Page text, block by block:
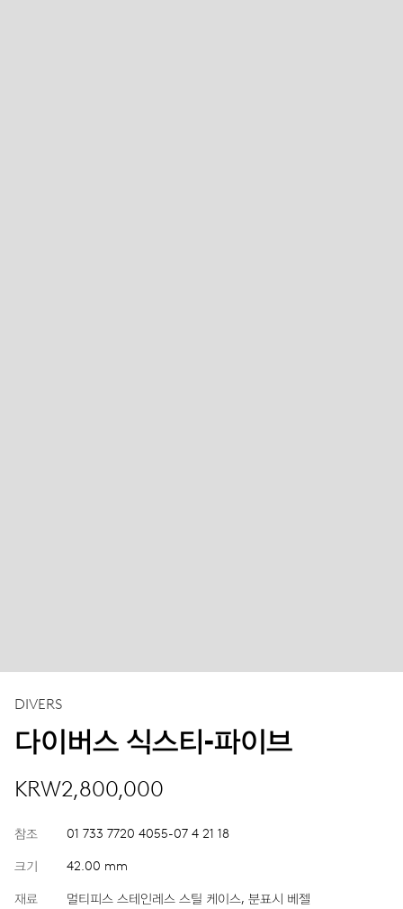
DIVERS
다이버스 식스티‑파이브
KRW2,800,000
참조 01 733 7720 4055-07 4 21 18
크기 42.00 mm
재료 멀티피스 스테인레스 스틸 케이스, 분표시 베젤